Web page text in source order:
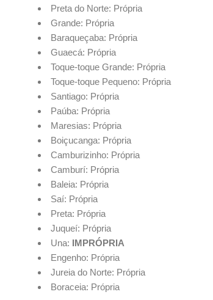
Preta do Norte: Própria
Grande: Própria
Baraqueçaba: Própria
Guaecá: Própria
Toque-toque Grande: Própria
Toque-toque Pequeno: Própria
Santiago: Própria
Paúba: Própria
Maresias: Própria
Boiçucanga: Própria
Camburizinho: Própria
Camburí: Própria
Baleia: Própria
Saí: Própria
Preta: Própria
Juqueí: Própria
Una: IMPRÓPRIA
Engenho: Própria
Jureia do Norte: Própria
Boraceia: Própria